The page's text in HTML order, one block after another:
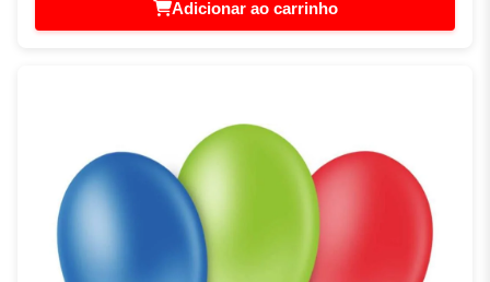
Adicionar ao carrinho